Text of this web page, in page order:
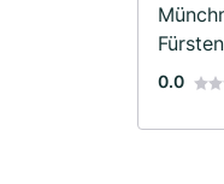
0.0